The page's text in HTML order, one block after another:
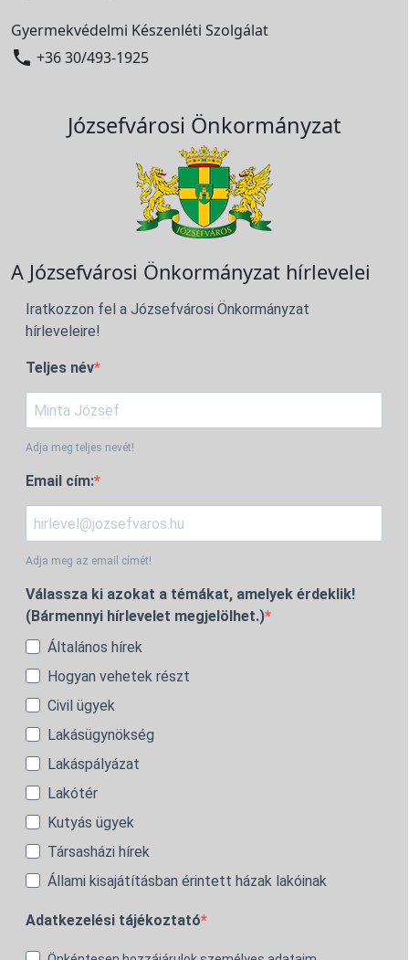
Gyermekvédelmi Készenléti Szolgálat
 +36 30/493-1925
Józsefvárosi Önkormányzat
A Józsefvárosi Önkormányzat hírlevelei
Iratkozzon fel a Józsefvárosi Önkormányzat
hírleveleire!
Teljes név
Adja meg teljes nevét!
Email cím:
Adja meg az email címét!
Válassza ki azokat a témákat, amelyek érdeklik!
(Bármennyi hírlevelet megjelölhet.)
Általános hírek
Hogyan vehetek részt
Civil ügyek
Lakásügynökség
Lakáspályázat
Lakótér
Kutyás ügyek
Társasházi hírek
Állami kisajátításban érintett házak lakóinak
Adatkezelési tájékoztató